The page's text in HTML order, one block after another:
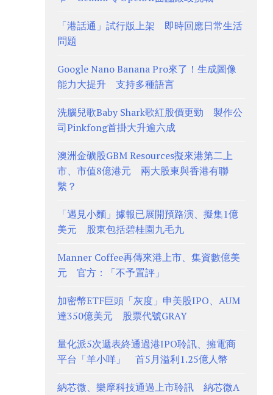
「港話通」試行版上架 即時回應日常生活
問題
Google Nano Banana Pro來了！生成圖像
能力大提升 支持多種語言
洗腦兒歌Baby Shark歌紅股價更勁 製作公
司Pinkfong首掛大升逾六成
澳洲金礦股GBM Resources擬來港第二上
市、市值8億港元 兩大股東與香港有聯
繫？
「遇見小麵」據報已展開預路演、擬集1億
美元 股東包括碧桂園九毛九
Manner Coffee再傳來港上市、集資數億美
元 官方：「不予置評」
加密幣ETF巨頭「灰度」申美股IPO、AUM
達350億美元 股票代號GRAY
量化派5次遞表終通過港IPO聆訊、擁電商
平台「羊小咩」 首5月溢利1.25億人幣
納芯微、樂摩科技通過上市聆訊 納芯微A